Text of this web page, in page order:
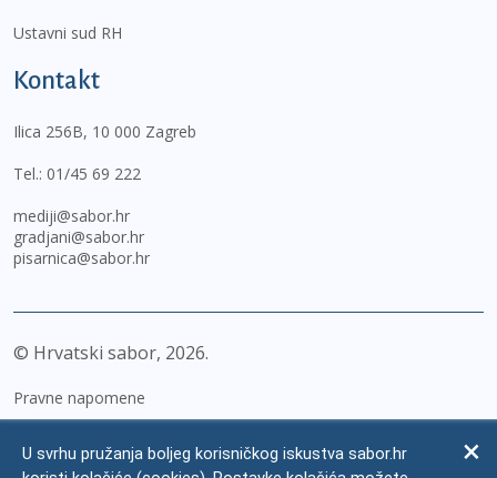
Ustavni sud RH
Kontakt
Ilica 256B, 10 000 Zagreb
Tel.: 01/45 69 222
mediji@sabor.hr
gradjani@sabor.hr
pisarnica@sabor.hr
© Hrvatski sabor, 2026
Pravne napomene
Zaštita osobnih podataka
U svrhu pružanja boljeg korisničkog iskustva sabor.hr